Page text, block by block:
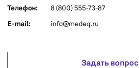
Телефон: 8 (800) 555-73-87
E-mail: info@medeq.ru
Задать вопрос